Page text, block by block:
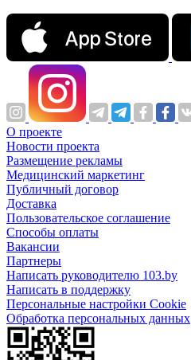
О проекте
Новости проекта
Размещение рекламы
Медицинский маркетинг
Публичный договор
Доставка
Пользовательское соглашение
Способы оплаты
Вакансии
Партнеры
Написать руководителю 103.by
Написать в поддержку
Персональные настройки Cookie
Обработка персональных данных